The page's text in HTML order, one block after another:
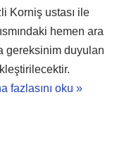
Korniş ustası ile
hemen ara
gereksinim duyulan
fazlasını oku »